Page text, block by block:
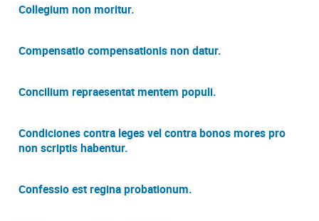
Collegium non moritur.
Compensatio compensationis non datur.
Concilium repraesentat mentem populi.
Condiciones contra leges vel contra bonos mores pro
non scriptis habentur.
Confessio est regina probationum.